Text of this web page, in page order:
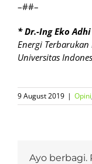
–##–
* Dr.-Ing Eko
Energi Terbarukan
Universitas
9 August 2019 | Opini
Ayo berbagi.